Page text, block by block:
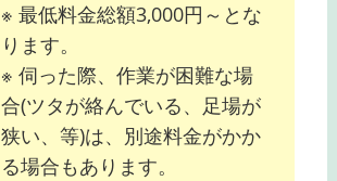
※ 最低料金総額3,000円～とな
ります。
※ 伺った際、作業が困難な場
合(ツタが絡んでいる、足場が
狭い、等)は、別途料金がかか
る場合もあります。